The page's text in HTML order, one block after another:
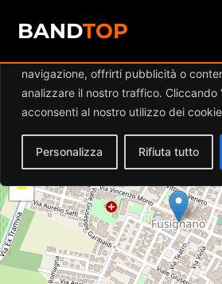
Diamo valore alla tua privacy
navigazione, offrirti pubblicità o
analizzare il nostro traffico. Cliccando
acconsenti al nostro utilizzo dei
Personalizza Rifiuta tutto
BANDTOP
Eventi a
BRAINSTORM
+
−